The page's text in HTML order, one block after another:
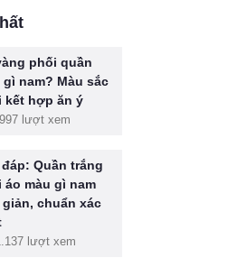
phối quần
gì nam? Màu sắc
kết hợp ăn ý
lượt xem
Quần trắng
áo màu gì nam
chuẩn xác
lượt xem